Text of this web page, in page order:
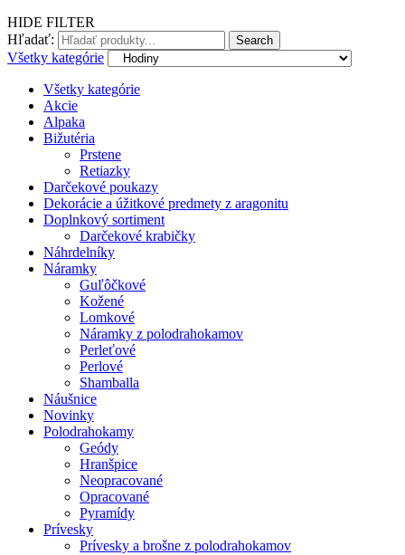
HIDE FILTER
Hľadať:
Search
Všetky kategórie
Všetky kategórie
Akcie
Alpaka
Bižutéria
Prstene
Retiazky
Darčekové poukazy
Dekorácie a úžitkové predmety z aragonitu
Doplnkový sortiment
Darčekové krabičky
Náhrdelníky
Náramky
Guľôčkové
Kožené
Lomkové
Náramky z polodrahokamov
Perleťové
Perlové
Shamballa
Náušnice
Novinky
Polodrahokamy
Geódy
Hranšpice
Neopracované
Opracované
Pyramídy
Prívesky
Prívesky a brošne z polodrahokamov